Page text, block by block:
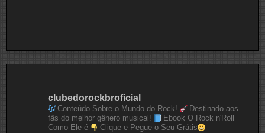
clubedorockbroficial
Conteúdo Sobre o Mundo do Rock!
Destinado aos
fãs do melhor gênero musical!
Ebook O Rock n'Roll
Como Ele é
Clique e Pegue o Seu Grátis